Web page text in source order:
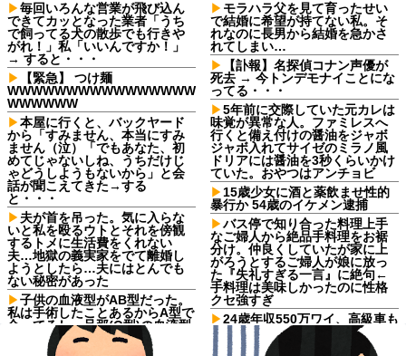
毎回いろんな営業が飛び込ん
できてカッとなった業者「うち
で飼ってる犬の散歩でも行きや
がれ！」私「いいんですか！」
→ すると・・・
【緊急】 つけ麺
WWWWWWWWWWWWWWWW
WWWWWW
本屋に行くと、バックヤード
から「すみません、本当にすみ
ません（泣）「でもあなた、初
めてじゃないしね、うちだけじ
ゃどうしようもないから」と会
話が聞こえてきた→する
と・・・
夫が首を吊った。気に入らな
いと私を殴るウトとそれを傍観
するトメに生活費をくれない
夫…地獄の義実家をでて離婚し
ようとしたら…夫にはとんでも
ない秘密があった
子供の血液型がAB型だった。
私は手術したことあるからA型で
合ってるし…旦那(O型)の血液型
を調べてみよう」→ 結果・・・
モラハラ父を見て育ったせい
で結婚に希望が持てない私。そ
れなのに長男から結婚を急かさ
れてしまい…
【訃報】名探偵コナン声優が
死去 → 今トンデモナイことにな
ってる・・・
5年前に交際していた元カレは
味覚が異常な人。ファミレスへ
行くと備え付けの醤油をジャボ
ジャボ入れてサイゼのミラノ風
ドリアには醤油を3秒くらいかけ
ていた。おやつはアンチョビ
15歳少女に酒と薬飲ませ性的
暴行か 54歳のイケメン逮捕
バス停で知り合った料理上手
なご婦人から絶品手料理をお裾
分け。仲良くしていたが家に上
がろうとするご婦人が娘に放っ
た『失礼すぎる一言』に絶句←
手料理は美味しかったのに性格
クセ強すぎ
24歳年収550万ワイ、高級車も
豪邸も買えない人生が確定して
いる事実に咽び泣く